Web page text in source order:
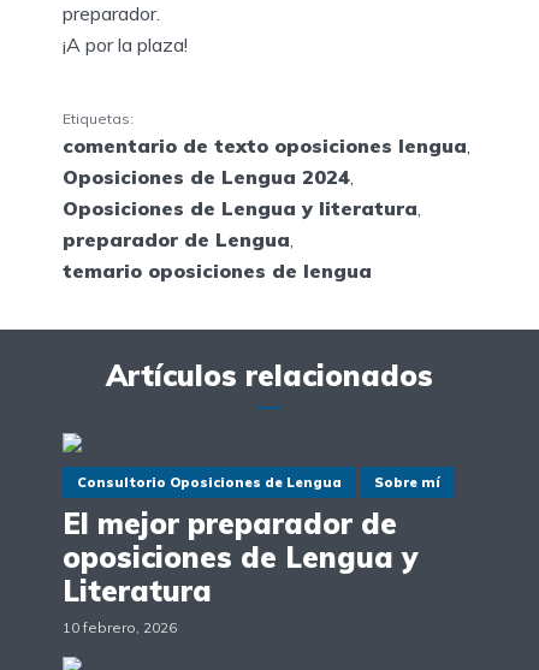
preparador.
¡A por la plaza!
Etiquetas:
comentario de texto oposiciones lengua
Oposiciones de Lengua 2024
Oposiciones de Lengua y literatura
preparador de Lengua
temario oposiciones de lengua
Artículos relacionados
Consultorio Oposiciones de Lengua Sobre mí
El mejor preparador de
oposiciones de Lengua y
Literatura
10 febrero, 2026